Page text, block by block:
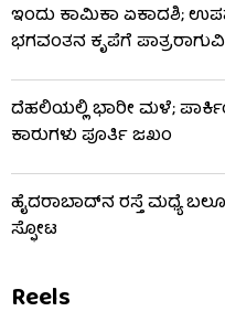
ಇಂದು ಕಾಮಿಕಾ ಏಕಾದಶಿ;
ಭಗವಂತನ ಕೃಪೆಗೆ
ದೆಹಲಿಯಲ್ಲಿ ಭಾರೀ ಮಳೆ;
ಕಾರುಗಳು ಪೂರ್ತಿ ಜಖಂ
ಹೈದರಾಬಾದ್​ನ ರಸ್ತೆ ಮಧ್ಯೆ
ಸ್ಫೋಟ
Reels